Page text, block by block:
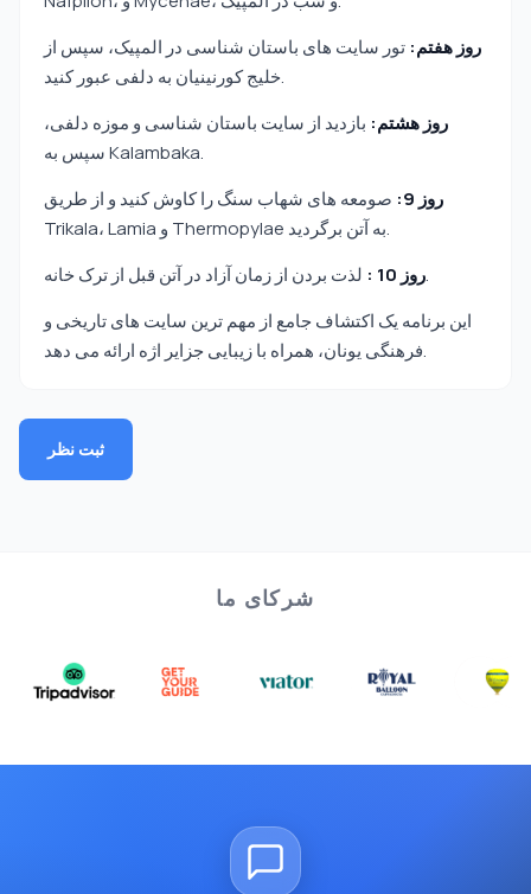
روز هفتم: تور سایت های باستان شناسی در المپیک، سپس از
خلیج کورنینیان به دلفی عبور کنید.
روز هشتم: بازدید از سایت باستان شناسی و موزه دلفی،
سپس به Kalambaka.
روز 9:
صومعه های شهاب سنگ را کاوش کنید و از طریق
Trikala، Lamia و Thermopylae به آتن برگردید.
روز 10 :لذت بردن از زمان آزاد در آتن قبل از ترک خانه.
این برنامه یک اکتشاف جامع از مهم ترین سایت های تاریخی و
فرهنگی یونان، همراه با زیبایی جزایر اژه ارائه می دهد.
ثبت نظر
شرکای ما